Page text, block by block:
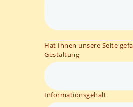
Hat Ihnen unsere Seite
Gestaltung
Informationsgehalt